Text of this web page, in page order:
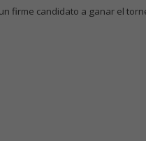
firme candidato a ganar el